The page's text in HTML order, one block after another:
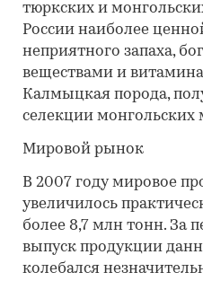
тюркских и
России наиболее
неприятного запаха,
веществами и
Калмыцкая порода,
селекции монгольских
Мировой рынок
В 2007 году мировое
увеличилось
более 8,7 млн тонн. За
выпуск продукции
колебался